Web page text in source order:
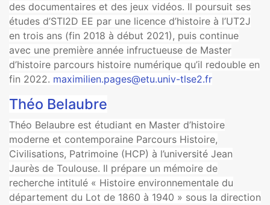
des documentaires et des jeux vidéos. Il poursuit ses
études d’STI2D EE par une licence d’histoire à l’UT2J
en trois ans (fin 2018 à début 2021), puis continue
avec une première année infructueuse de Master
d’histoire parcours histoire numérique qu’il redouble en
fin 2022. maximilien.pages@etu.univ-tlse2.fr
Théo Belaubre
Théo Belaubre est étudiant en Master d’histoire
moderne et contemporaine Parcours Histoire,
Civilisations, Patrimoine (HCP) à l’université Jean
Jaurès de Toulouse. Il prépare un mémoire de
recherche intitulé « Histoire environnementale du
département du Lot de 1860 à 1940 » sous la direction